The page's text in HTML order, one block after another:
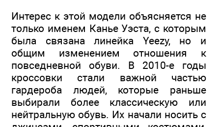
Интерес к этой модели объясняется не
только именем Канье Уэста, с которым
была связана линейка Yeezy, но и
общим изменением отношения к
повседневной обуви. В 2010-е годы
кроссовки стали важной частью
гардероба людей, которые раньше
выбирали более классическую или
нейтральную обувь. Их начали носить с